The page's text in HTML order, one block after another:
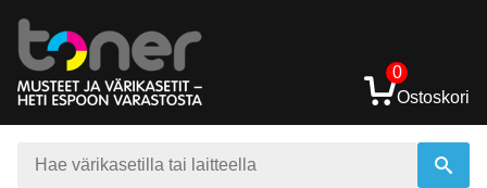
0
Ostoskori